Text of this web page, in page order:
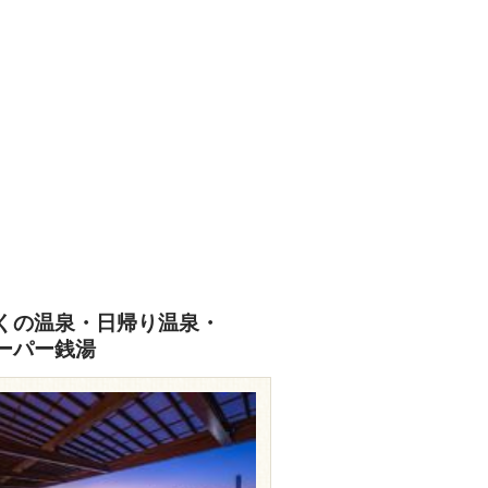
の温泉・日帰り温泉・
パー銭湯